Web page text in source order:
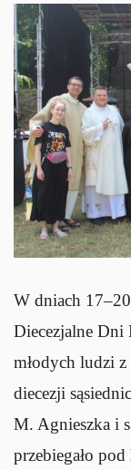
W dniach
Diecezjalne Dni
młodych ludzi z
diecezji
M. Agnieszka i
przebiegało